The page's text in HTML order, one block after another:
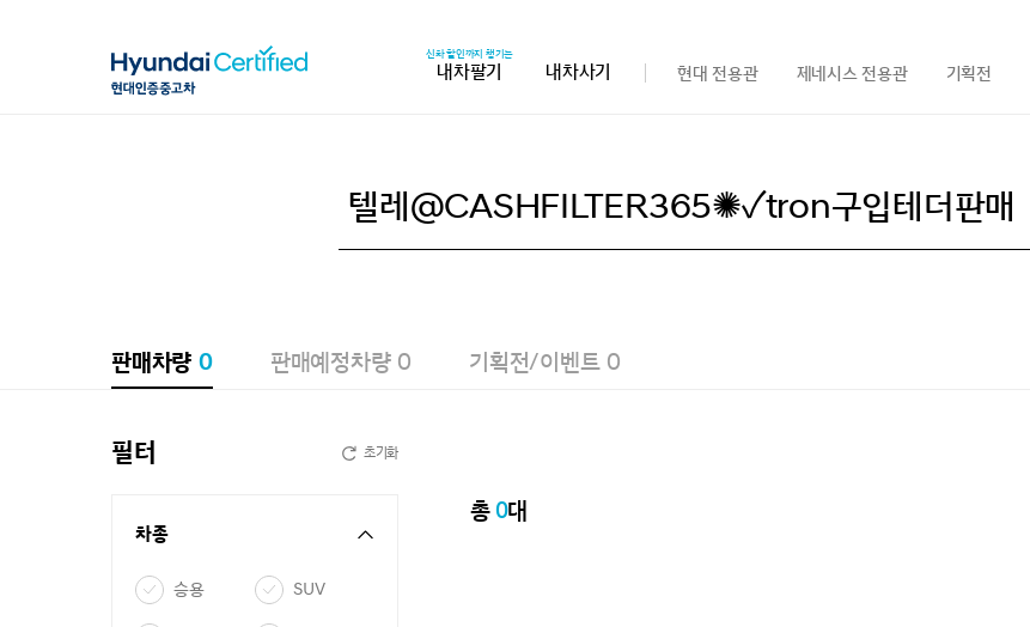
신차 할인까지 챙기는
내차팔기 내차사기 현대 전용관 제네시스 전용관 기획전
판매차량 0 판매예정차량 0 기획전/이벤트 0
필터 초기화
차종
승용 SUV
총0대